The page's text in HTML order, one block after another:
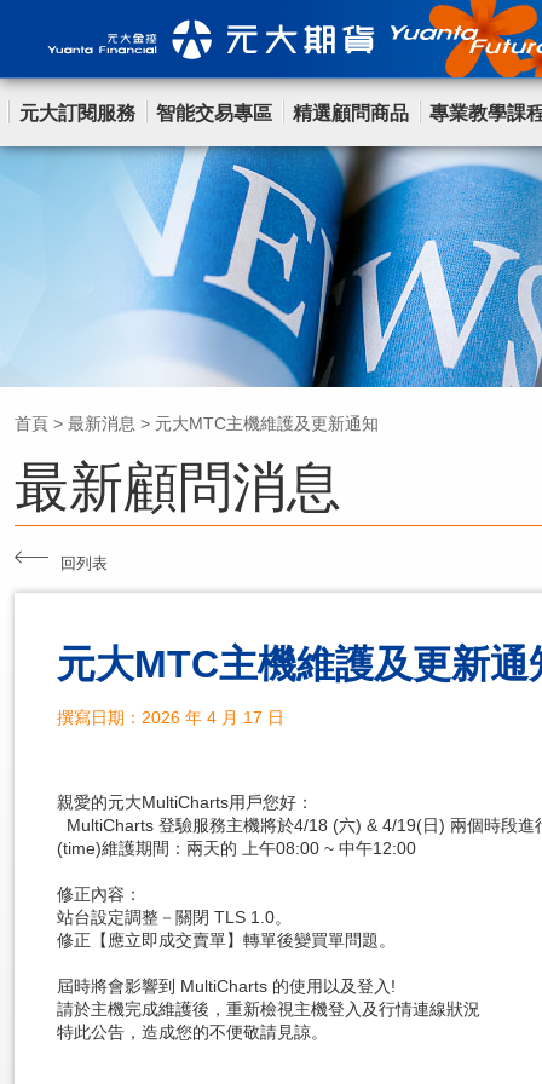
元大訂閱服務 智能交易專區 精選顧問商品 專業教學課
首頁 > 最新消息 > 元大MTC主機維護及更新通知
最新顧問消息
回列表
元大MTC主機維護及更新通
撰寫日期：2026 年 4 月 17 日
親愛的元大MultiCharts用戶您好：
MultiCharts 登驗服務主機將於4/18 (六) & 4/19(日) 兩個時段進
(time)維護期間：兩天的 上午08:00 ~ 中午12:00
修正內容：
站台設定調整－關閉 TLS 1.0。
修正【應立即成交賣單】轉單後變買單問題。
屆時將會影響到 MultiCharts 的使用以及登入!
請於主機完成維護後，重新檢視主機登入及行情連線狀況
特此公告，造成您的不便敬請見諒。